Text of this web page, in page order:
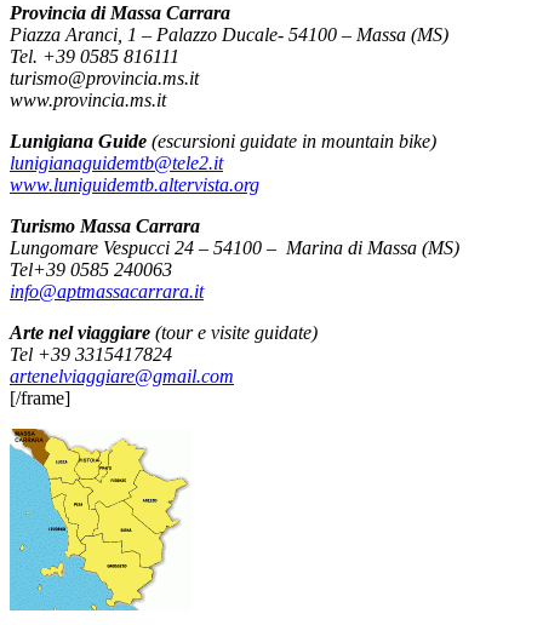
Provincia di Massa Carrara
Piazza Aranci, 1 – Palazzo Ducale- 54100 – Massa (MS)
Tel. +39 0585 816111
turismo@provincia.ms.it
www.provincia.ms.it
Lunigiana Guide (escursioni guidate in mountain bike)
lunigianaguidemtb@tele2.it
www.luniguidemtb.altervista.org
Turismo Massa Carrara
Lungomare Vespucci 24 – 54100 – Marina di Massa (MS)
Tel+39 0585 240063
info@aptmassacarrara.it
Arte nel viaggiare (tour e visite guidate)
Tel +39 3315417824
artenelviaggiare@gmail.com
[/frame]